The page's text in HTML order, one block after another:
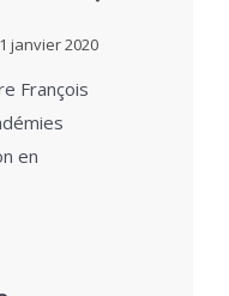
janvier 2020
François
en